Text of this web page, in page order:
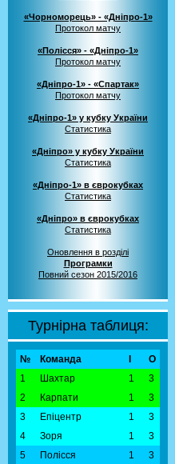
«Чорноморець» - «Дніпро-1»
Протокол матчу
«Полісся» - «Дніпро-1»
Протокол матчу
«Дніпро-1» - «Спартак»
Протокол матчу
«Дніпро-1» у кубку України
Статистика
«Дніпро» у кубку України
Статистика
«Дніпро-1» в єврокубках
Статистика
«Дніпро» в єврокубках
Статистика
Оновлення в розділі
Програмки
Повний сезон 2015/2016
Турнірна таблиця:
№ Команда
О
1
Шахтар 1
3
2
Карпати 1
3
3
Епіцентр 1
3
4
Зоря 1
3
5
Полісся 1
3